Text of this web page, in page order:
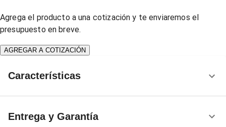
Agrega el producto a una cotización y te enviaremos el
presupuesto en breve.
AGREGAR A COTIZACIÓN
Características
Entrega y Garantía